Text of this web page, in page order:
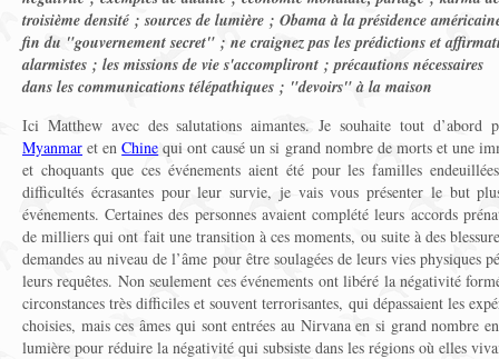
troisième densité ; sources de lumière ; Obama à la présidence
fin du "gouvernement secret" ; ne craignez pas les prédictions et
alarmistes ; les missions de vie s'accompliront ; précautions nécessaires
dans les communications télépathiques ; "devoirs" à la maison
Ici Matthew avec des salutations aimantes. Je souhaite tout d’abord
Myanmar et enChine qui ont causé un si grand nombre de morts et une
et choquants que ces événements aient été pour les familles
difficultés écrasantes pour leur survie, je vais vous présenter le but
événements. Certaines des personnes avaient complété leurs accords
de milliers qui ont fait une transition à ces moments, ou suite à des
demandes au niveau de l’âme pour être soulagées de leurs vies physiques
leurs requêtes. Non seulement ces événements ont libéré la négativité
circonstances très difficiles et souvent terrorisantes, qui dépassaient les
choisies, mais ces âmes qui sont entrées au Nirvana en si grand nombre
lumière pour réduire la négativité qui subsiste dans les régions où elles